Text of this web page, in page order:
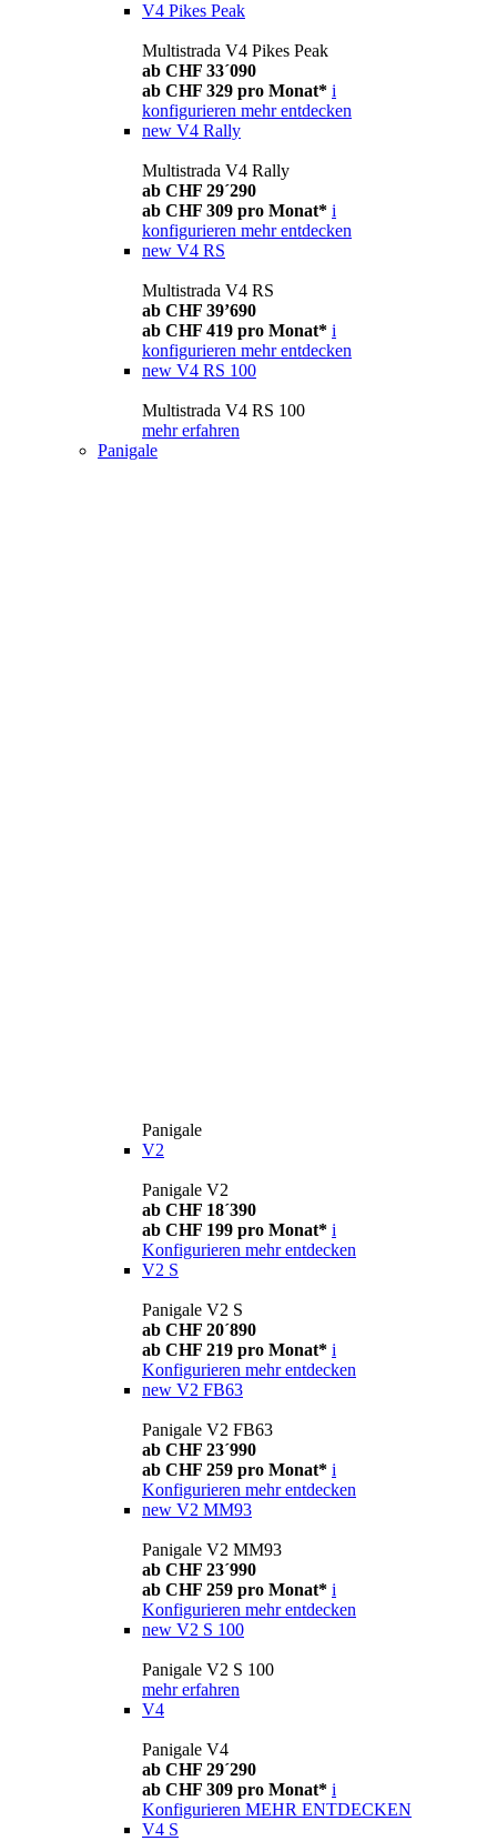
V4 Pikes Peak
Multistrada V4 Pikes Peak
ab CHF 33´090
ab CHF 329 pro Monat* i
konfigurieren mehr entdecken
new V4 Rally
Multistrada V4 Rally
ab CHF 29´290
ab CHF 309 pro Monat* i
konfigurieren mehr entdecken
new V4 RS
Multistrada V4 RS
ab CHF 39’690
ab CHF 419 pro Monat* i
konfigurieren mehr entdecken
new V4 RS 100
Multistrada V4 RS 100
mehr erfahren
Panigale
Panigale
V2
Panigale V2
ab CHF 18´390
ab CHF 199 pro Monat* i
Konfigurieren mehr entdecken
V2 S
Panigale V2 S
ab CHF 20´890
ab CHF 219 pro Monat* i
Konfigurieren mehr entdecken
new V2 FB63
Panigale V2 FB63
ab CHF 23´990
ab CHF 259 pro Monat* i
Konfigurieren mehr entdecken
new V2 MM93
Panigale V2 MM93
ab CHF 23´990
ab CHF 259 pro Monat* i
Konfigurieren mehr entdecken
new V2 S 100
Panigale V2 S 100
mehr erfahren
V4
Panigale V4
ab CHF 29´290
ab CHF 309 pro Monat* i
Konfigurieren MEHR ENTDECKEN
V4 S